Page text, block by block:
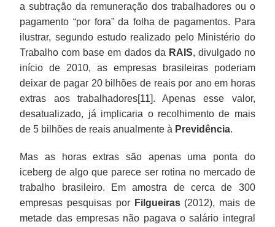
a subtração da remuneração dos trabalhadores ou o
pagamento “por fora” da folha de pagamentos. Para
ilustrar, segundo estudo realizado pelo Ministério do
Trabalho com base em dados da RAIS, divulgado no
início de 2010, as empresas brasileiras poderiam
deixar de pagar 20 bilhões de reais por ano em horas
extras aos trabalhadores[11]. Apenas esse valor,
desatualizado, já implicaria o recolhimento de mais
de 5 bilhões de reais anualmente à Previdência.
Mas as horas extras são apenas uma ponta do
iceberg de algo que parece ser rotina no mercado de
trabalho brasileiro. Em amostra de cerca de 300
empresas pesquisas por Filgueiras(2012), mais de
metade das empresas não pagava o salário integral